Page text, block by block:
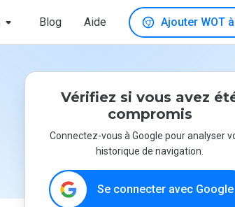
Blog Aide Ajouter WOT
Vérifiez si vous avez
compromis
Connectez-vous à Google pour analyser
historique de navigation.
Se connecter avec Google